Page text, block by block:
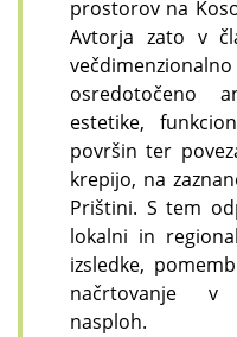
prostorov na
Avtorja zato v
osredotočeno
estetike,
površin ter
krepijo, na
Prištini. S tem
lokalni in
izsledke,
načrtovanje v
nasploh.